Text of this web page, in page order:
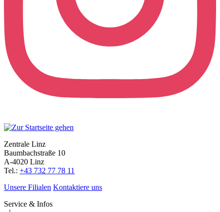
Zentrale Linz
Baumbachstraße 10
A-4020 Linz
Tel.: +43 732 77 78 11
Unsere Filialen Kontaktiere uns
Service & Infos